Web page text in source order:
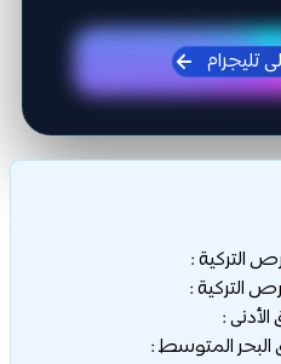
تليجرام
التركية :
التركية :